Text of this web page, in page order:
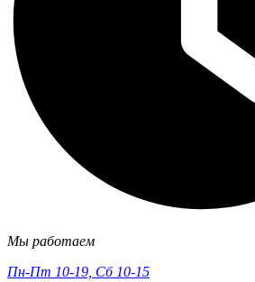
Мы работаем
Пн-Пт 10-19, Сб 10-15